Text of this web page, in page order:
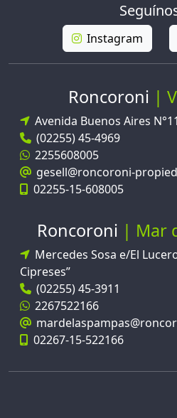
Instagram
Roncoroni
Avenida Buenos Aires
(02255) 45-4969
2255608005
gesell@roncoroni-
02255-15-608005
Roncoroni Mar
Mercedes Sosa e/El
Cipreses”
(02255) 45-3911
2267522166
02267-15-522166